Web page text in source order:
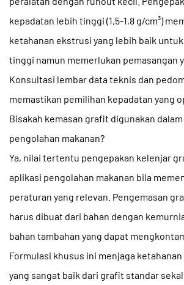
kepadatan lebih tinggi (1,5-1,8 g/cm³)
ketahanan ekstrusi yang lebih baik
tinggi namun memerlukan pemasangan
Konsultasi lembar data teknis dan
memastikan pemilihan kepadatan yang
Bisakah kemasan grafit digunakan
pengolahan makanan?
Ya, nilai tertentu pengepakan kelenjar
aplikasi pengolahan makanan bila
peraturan yang relevan. Pengemasan
harus dibuat dari bahan dengan
bahan tambahan yang dapat
Formulasi khusus ini menjaga
yang sangat baik dari grafit standar